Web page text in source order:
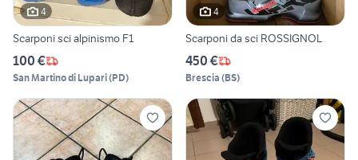
4
Scarponi sci alpinismo F1
100 €
San Martino di Lupari(PD)
4
Scarponi da sci ROSSIGNOL
450 €
Brescia (BS)